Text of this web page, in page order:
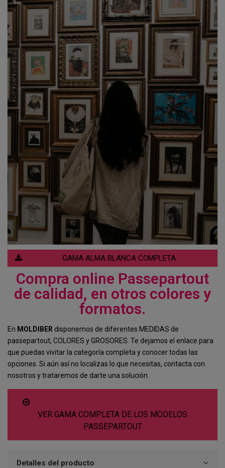
GAMA ALMA BLANCA COMPLETA
Compra online Passepartout
de calidad, en otros colores y
formatos.
En MOLDIBER disponemos de diferentes MEDIDAS de
passepartout, COLORES y GROSORES. Te dejamos el enlace para
que puedas vivitar la categoría completa y conocer todas las
opciones. Si aún así no localizas lo que necesitas, contacta con
nosotros y trataremos de darte una solución.
VER GAMA COMPLETA DE LOS MODELOS
PASSEPARTOUT
Detalles del producto